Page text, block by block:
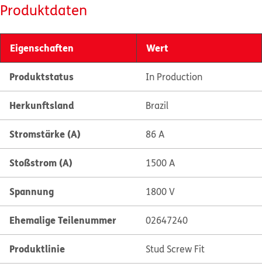
Produktdaten
Eigenschaften Wert
Produktstatus In Production
Herkunftsland Brazil
Stromstärke (A) 86 A
Stoßstrom (A) 1500 A
Spannung 1800 V
Ehemalige Teilenummer 02647240
Produktlinie Stud Screw Fit